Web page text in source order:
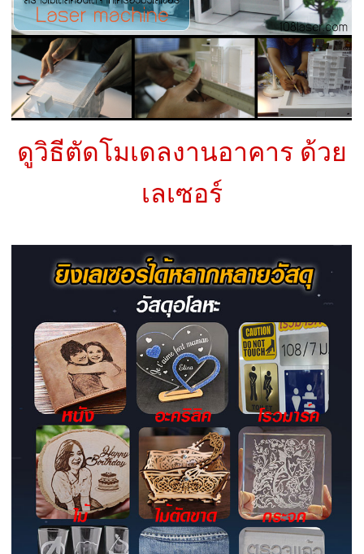
ดูวิธีตัดโมเดลงานอาคาร ด้วย
เลเซอร์